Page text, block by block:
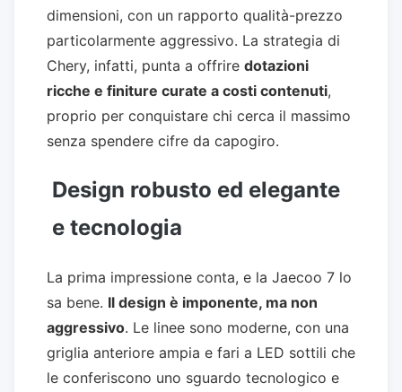
dimensioni, con un rapporto qualità-prezzo
particolarmente aggressivo. La strategia di
Chery, infatti, punta a offrire dotazioni
ricche e finiture curate a costi contenuti,
proprio per conquistare chi cerca il massimo
senza spendere cifre da capogiro.
Design robusto ed elegante
e tecnologia
La prima impressione conta, e la Jaecoo 7 lo
sa bene. Il design è imponente, ma non
aggressivo. Le linee sono moderne, con una
griglia anteriore ampia e fari a LED sottili che
le conferiscono uno sguardo tecnologico e